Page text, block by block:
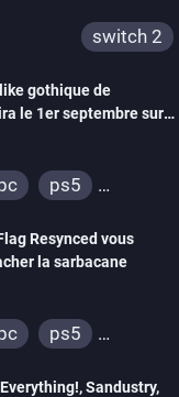
switch 2
gothique de
le 1er septembre sur
ps5
Resynced vous
la sarbacane
ps5
Sandustry,